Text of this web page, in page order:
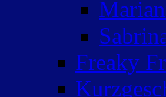
Freaky